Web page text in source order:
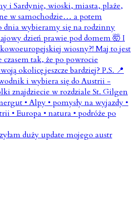
duży update mojego austr